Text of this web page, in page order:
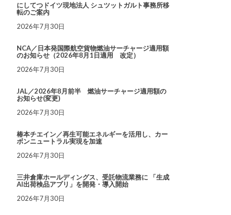
にしてつドイツ現地法人 シュツットガルト事務所移
転のご案内
2026年7月30日
NCA／日本発国際航空貨物燃油サーチャージ適用額
のお知らせ（2026年8月1日適用 改定）
2026年7月30日
JAL／2026年8月前半 燃油サーチャージ適用額の
お知らせ(変更)
2026年7月30日
椿本チエイン／再生可能エネルギーを活用し、カー
ボンニュートラル実現を加速
2026年7月30日
三井倉庫ホールディングス、受託物流業務に 「生成
AI出荷検品アプリ」を開発・導入開始
2026年7月30日